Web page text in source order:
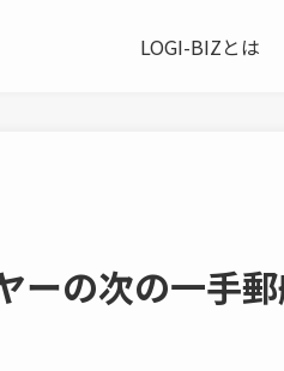
LOGI-BIZとは
ーの次の一手